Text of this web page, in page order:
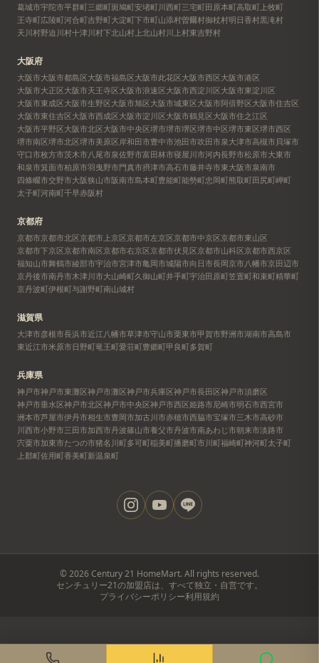
葛城市宇陀市平群町三郷町斑鳩町安堵町川西町三宅町田原本町高取町 上牧町
王寺町広陵町河合町吉野町大淀町下市町山添村曽爾村御杖村明日香村黒滝村
天川村野迫川村十津川村下北山村 上北山村川上村東吉野村
大阪府
大阪市大阪市都島区大阪市福島区大阪市此花区大阪市西区大阪市港区
大阪市大正区大阪市天王寺区大阪市浪速区大阪市西淀川区大阪市東淀川区
大阪市東成区大阪市生野区大阪市旭区大阪市城東区大阪市阿倍野区大阪市住吉区
大阪市東住吉区大阪市西成区大阪市淀川区大阪市鶴見区大阪市住之江区
大阪市平野区大阪市北区大阪市中央区堺市堺市堺区堺市中区堺市東区堺市西区
堺市南区堺市北区堺市美原区岸和田市豊中市池田市吹田市泉大津市高槻市 貝塚市
守口市枚方市茨木市八尾市泉佐野市富田林市寝屋川市河内長野市松原市大東市
和泉市箕面市柏原市羽曳野市門真市摂津市高石市藤井寺市東大阪市泉南市
四條畷市交野市大阪狭山市阪南市島本町豊能町能勢町忠岡町熊取町田尻町岬町
太子町河南町千早赤阪村
京都府
京都市京都市北区京都市上京区京都市左京区京都市中京区京都市東山区
京都市下京区京都市南区京都市右京区京都市伏見区京都市山科区京都市西京区
福知山市舞鶴市綾部市宇治市宮津市亀岡市城陽市向日市長岡京市八幡市京田辺市
京丹後市南丹市木津川市大山崎町久御山町井手町宇治田原町笠置町和束町精華町
京丹波町伊根町与謝野町南山城村
滋賀県
大津市彦根市長浜市近江八幡市草津市守山市栗東市甲賀市野洲市湖南市高島市
東近江市米原市日野町竜王町愛荘町豊郷町甲良町多賀町
兵庫県
神戸市神戸市東灘区神戸市灘区神戸市兵庫区神戸市長田区神戸市須磨区
神戸市垂水区神戸市北区神戸市中央区神戸市西区姫路市尼崎市明石市西宮市
洲本市芦屋市伊丹市相生市豊岡市加古川市赤穂市西脇市宝塚市三木市高砂市
川西市小野市三田市加西市丹波篠山市養父市丹波市南あわじ市朝来市淡路市
宍粟市加東市たつの市猪名川町多可町稲美町播磨町市川町福崎町神河町太子町
上郡町佐用町香美町新温泉町
©2026 Century 21 HomeMart. All rights reserved.
センチュリー21の加盟店は、すべて独立・自営です。
プライバシーポリシー利用規約